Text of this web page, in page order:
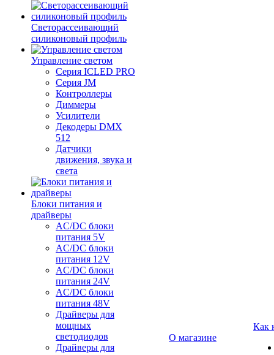
Светорассеивающий
силиконовый профиль
Управление светом
Серия ICLED PRO
Серия JM
Контроллеры
Диммеры
Усилители
Декодеры DMX
512
Датчики
движения, звука и
света
Блоки питания и
драйверы
AC/DC блоки
питания 5V
AC/DC блоки
питания 12V
AC/DC блоки
питания 24V
AC/DC блоки
питания 48V
Драйверы для
мощных
светодиодов
Драйверы для
О магазине
Как